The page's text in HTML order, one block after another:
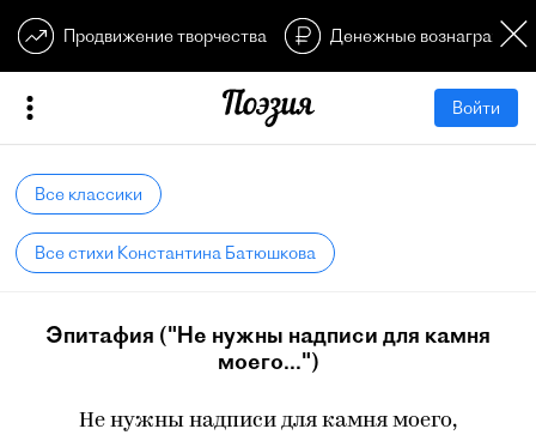
Продвижение творчества Денежные
Войти
Все классики
Все стихи Константина Батюшкова
Эпитафия ("Не нужны надписи для камня
моего...")
Не нужны надписи для камня моего,